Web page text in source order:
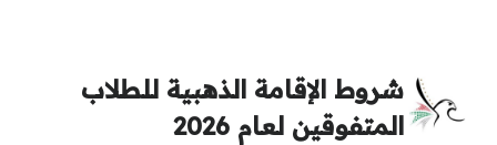
شروط الإقامة الذهبية للطلاب
المتفوقين لعام 2026